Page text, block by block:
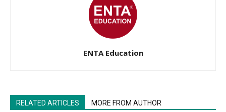
ENTA Education
RELATED ARTICLES MORE FROM AUTHOR